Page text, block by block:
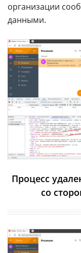
организации
данными.
Процесс
со